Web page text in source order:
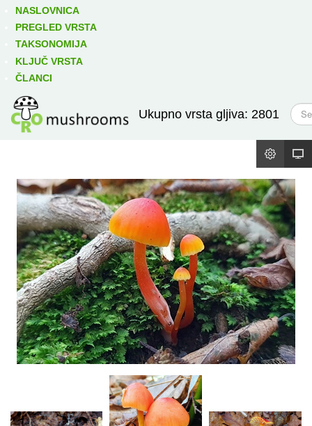
NASLOVNICA
PREGLED VRSTA
TAKSONOMIJA
KLJUČ VRSTA
ČLANCI
Ukupno vrsta gljiva: 2801
T
r
ž
Izravno podređene niže takse: